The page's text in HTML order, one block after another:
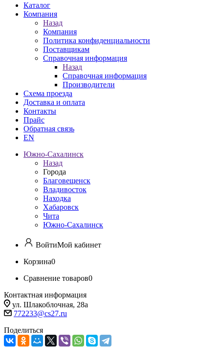
Каталог
Компания
Назад
Компания
Политика конфиденциальности
Поставщикам
Справочная информация
Назад
Справочная информация
Производители
Схема проезда
Доставка и оплата
Контакты
Прайс
Обратная связь
EN
Южно-Сахалинск
Назад
Города
Благовещенск
Владивосток
Находка
Хабаровск
Чита
Южно-Сахалинск
ВойтиМой кабинет
Корзина0
Сравнение товаров0
Контактная информация
ул. Шлакоблочная, 28а
772233@cs27.ru
Поделиться